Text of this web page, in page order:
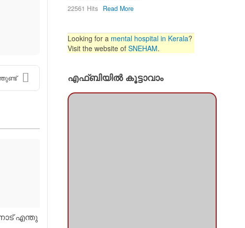
എന്തു
22561 Hits Read More
Looking for a mental hospital in Kerala?
Visit the website of SNEHAM.
എഫ്ബിയില്‍ കൂട്ടാവാം